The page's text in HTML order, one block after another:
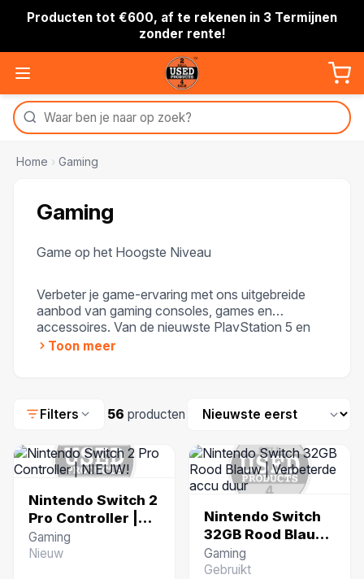
Producten tot €600, af te rekenen in 3 Termijnen
zonder rente!
Home › Gaming
Gaming
Game op het Hoogste Niveau
Verbeter je game-ervaring met ons uitgebreide
aanbod van gaming consoles, games en
accessoires. Van de nieuwste PlayStation 5 en
Xbox Series X tot nostalgische retroconsoles, we
allemaal tegen scherpe prijzen en met garantie.
Toon meer
Filters 56 producten
Sorteren
Nintendo Switch 2
Pro Controller |
NIEUW!
Gaming
Nieuw
Nintendo Switch
32GB Rood Blauw
| Verbeterde accu
duur
Gaming
Gebruikt